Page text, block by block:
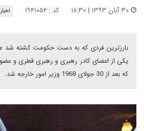
کد : ۱۹۴۱۰۵۴
بارزترین فردی که به دست حکومت کشته شد
یکی از اعضای کادر رهبری و رهبری قطری و
که بعد از 30 جولای 1968 وزیر امور خارجه شد.